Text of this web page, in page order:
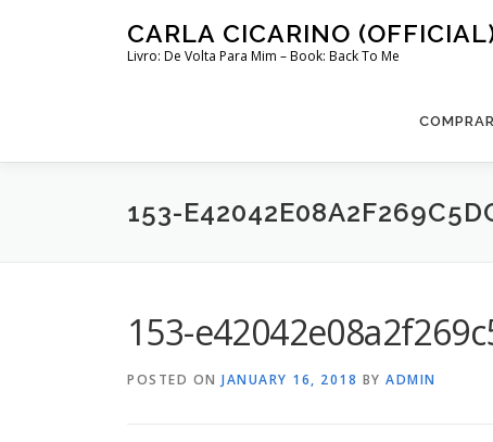
CARLA CICARINO
Livro: De Volta Para Mim – Book: Back To Me
153-
153-
POSTED ON JANUARY 16, 2018 BY ADMIN